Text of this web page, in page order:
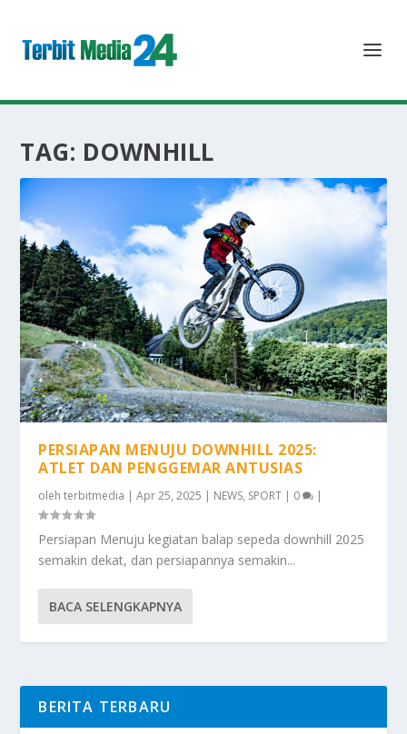
TAG: DOWNHILL
PERSIAPAN MENUJU DOWNHILL 2025:
ATLET DAN PENGGEMAR ANTUSIAS
olehterbitmedia |Apr 25, 2025 | NEWS, SPORT | 0 |
Persiapan Menuju kegiatan balap sepeda downhill 2025
semakin dekat, dan persiapannya semakin...
BACA SELENGKAPNYA
BERITA TERBARU